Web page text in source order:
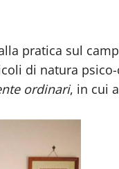
pratica sul
di natura
ordinari, in cui